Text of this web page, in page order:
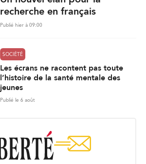
recherche en français
Publié hier à 09:00
SOCIÉTÉ
Les écrans ne racontent pas toute
l’histoire de la santé mentale des
jeunes
Publié le 6 août